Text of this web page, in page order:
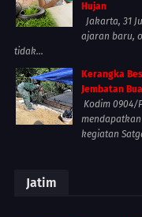
Hujan
Jakarta, 31
ajaran baru,
tidak...
Kerangka
Jembatan
Kodim 0904/
kegiatan
Jatim